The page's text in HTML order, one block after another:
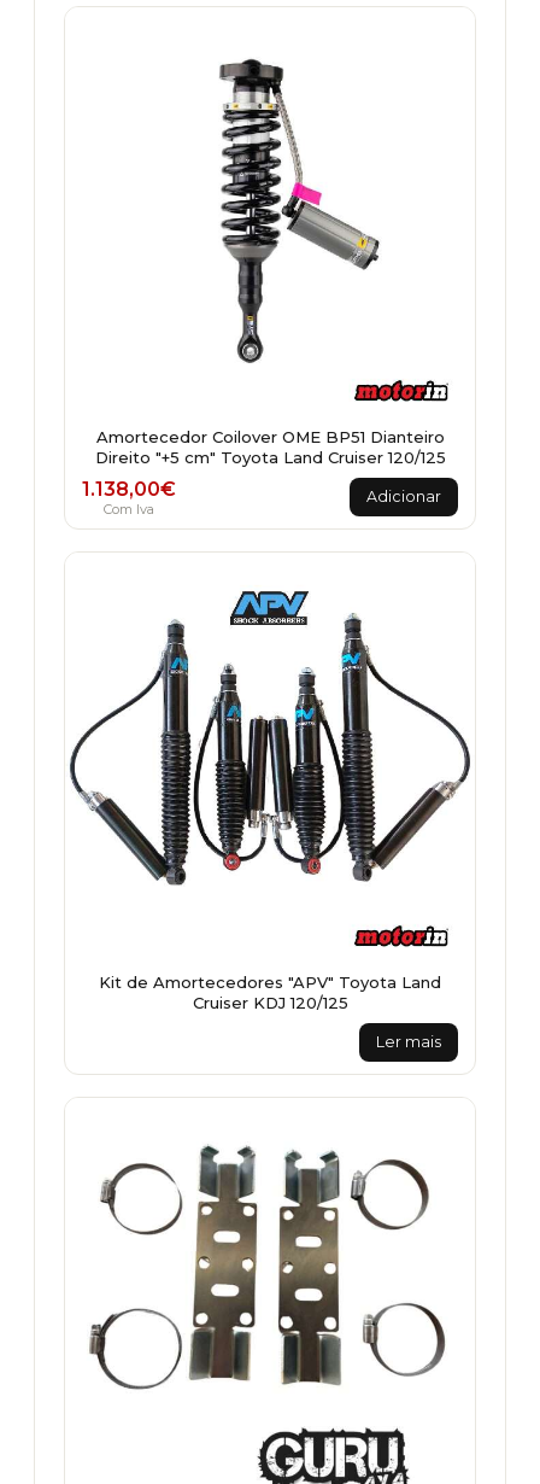
Amortecedor Coilover OME BP51 Dianteiro
Direito "+5 cm" Toyota Land Cruiser 120/125
1.138,00€
Com Iva
Adicionar
Kit de Amortecedores "APV" Toyota Land
Cruiser KDJ 120/125
Ler mais